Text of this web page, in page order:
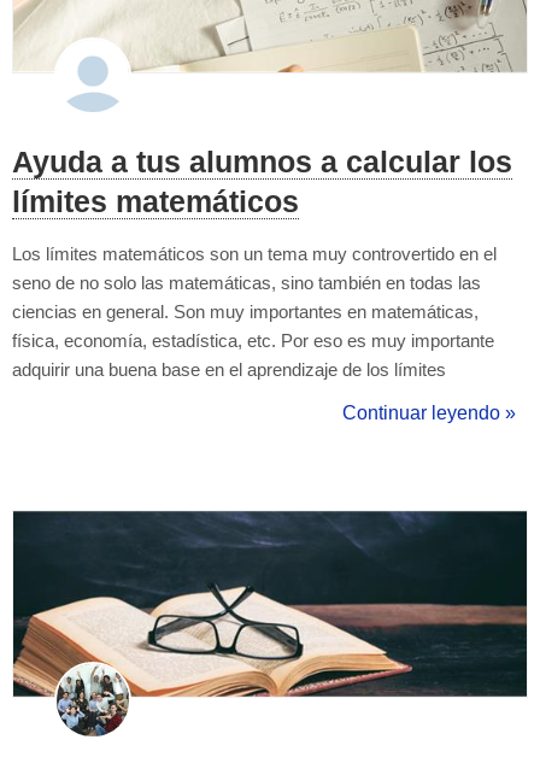
Ayuda a tus alumnos a calcular los
límites matemáticos
Los límites matemáticos son un tema muy controvertido en el
seno de no solo las matemáticas, sino también en todas las
ciencias en general. Son muy importantes en matemáticas,
física, economía, estadística, etc. Por eso es muy importante
adquirir una buena base en el aprendizaje de los límites
resolverlos, posibles usos, adecuación en la resolución según el
Continuar leyendo »